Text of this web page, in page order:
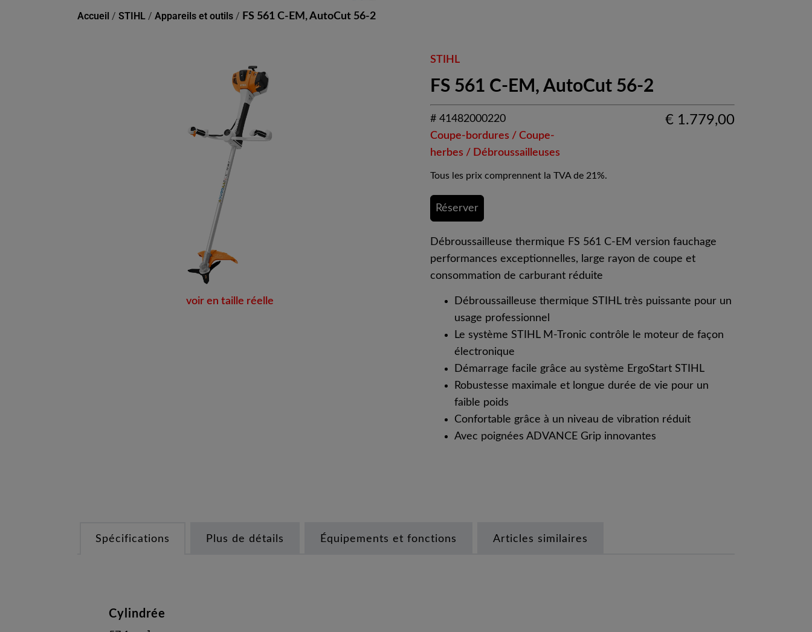
Accueil / STIHL / Appareils et outils / FS 561 C-EM, AutoCut 56-2
voir en taille réelle
STIHL
FS 561 C-EM, AutoCut 56-2
# 41482000220
Coupe-bordures / Coupe-
herbes / Débroussailleuses
€ 1.779,00
Tous les prix comprennent la TVA de 21%.
Réserver
Débroussailleuse thermique FS 561 C-EM version fauchage
performances exceptionnelles, large rayon de coupe et
consommation de carburant réduite
Débroussailleuse thermique STIHL très puissante pour un
usage professionnel
Le système STIHL M-Tronic contrôle le moteur de façon
électronique
Démarrage facile grâce au système ErgoStart STIHL
Robustesse maximale et longue durée de vie pour un
faible poids
Confortable grâce à un niveau de vibration réduit
Avec poignées ADVANCE Grip innovantes
Spécifications Plus de détails Équipements et fonctions Articles similaires
Cylindrée